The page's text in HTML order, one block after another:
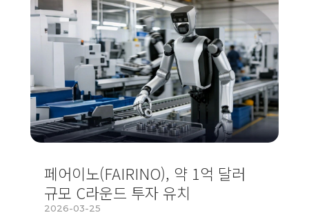
페어이노(FAIRINO), 약 1억 달러
규모 C라운드 투자 유치
2026-03-25